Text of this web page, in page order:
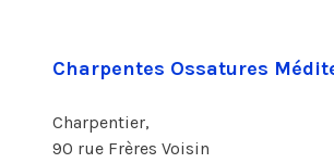
Charpentes Ossatures
Charpentier,
90 rue Frères Voisin